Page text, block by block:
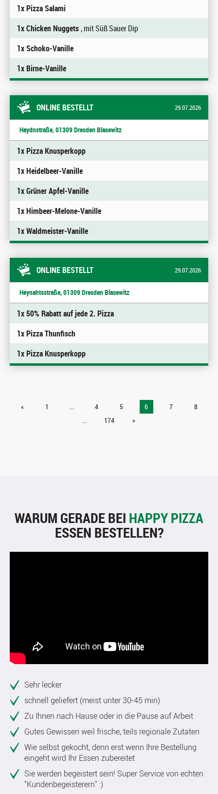
1x Pizza Salami
1x Chicken Nuggets, mit Süß Sauer Dip
1x Schoko-Vanille
1x Birne-Vanille
ONLINE BESTELLT 29.07.2026
Haydnstraße, 01309 Dresden Blasewitz
1x Pizza Knusperkopp
1x Heidelbeer-Vanille
1x Grüner Apfel-Vanille
1x Himbeer-Melone-Vanille
1x Waldmeister-Vanille
ONLINE BESTELLT 29.07.2026
Heynahtsstraße, 01309 Dresden Blasewitz
1x 50% Rabatt auf jede 2. Pizza
1x Pizza Thunfisch
1x Pizza Knusperkopp
« 1 ... 4 5 6 7
8
...
174 »
WARUM GERADE BEI HAPPY PIZZA
ESSEN BESTELLEN?
Sehr lecker
schnell geliefert (meist unter 30-45 min)
Zu Ihnen nach Hause oder in die Pause auf Arbeit
Gutes Gewissen weil frische, teils regionale Zutaten
Wie selbst gekocht, denn erst wenn Ihre Bestellung
eingeht wird Ihr Essen zubereitet
Sie werden begeistert sein! Super Service von echten
"Kundenbegeisterern" :)